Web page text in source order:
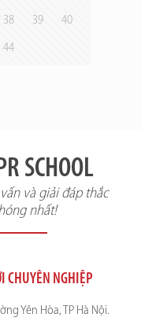
38 39 40
44
SCHOOL
và giải đáp thắc
nhất!
CHUYÊN NGHIỆP
Yên Hòa, TP Hà Nội.